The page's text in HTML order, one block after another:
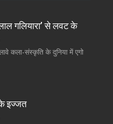
गलियारा’ से लवट के
कला-संस्कृति के दुनिया में एगो
के इज्जत